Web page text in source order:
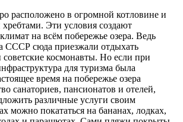
расположено в огромной котловине и
Эти условия создают
на всём побережье озера. Ведь
СССР сюда приезжали отдыхать
космонавты. Но если при
для туризма была
время на побережье озера
санаториев, пансионатов и отелей,
различные услуги своим
можно покататься на бананах, лодках,